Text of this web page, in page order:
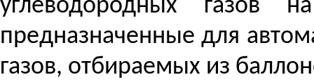
углеводородных
предназначенные для
газов, отбираемых из